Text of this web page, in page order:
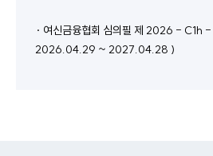
· 여신금융협회 심의필 제 2026 -
2026.04.29 ~ 2027.04.28 )